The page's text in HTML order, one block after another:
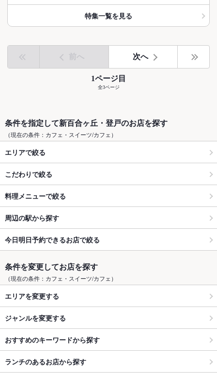
特集一覧を見る
前へ 次へ
1ページ目
全3ページ
条件を指定して新百合ヶ丘・登戸のお店を探す
（現在の条件：カフェ・スイーツ/カフェ）
エリアで絞る
こだわりで絞る
料理メニューで絞る
周辺の駅から探す
今日明日予約できるお店で絞る
条件を変更してお店を探す
（現在の条件：カフェ・スイーツ/カフェ）
エリアを変更する
ジャンルを変更する
おすすめのキーワードから探す
ランチのあるお店から探す